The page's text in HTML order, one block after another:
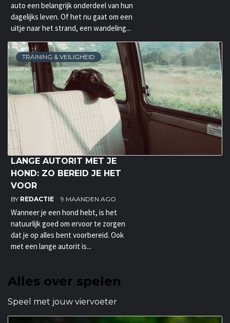
auto een belangrijk onderdeel van hun
dagelijks leven. Of het nu gaat om een
uitje naar het strand, een wandeling...
TRAINING & VEILIGHEID
LANGE AUTORIT MET JE
HOND: ZO BEREID JE HET
VOOR
BY REDACTIE 9 MAANDEN AGO
Wanneer je een hond hebt, is het
natuurlijk goed om ervoor te zorgen
dat je op alles bent voorbereid. Ook
met een lange autorit is...
Alles over spelen
Speel met jouw viervoeter